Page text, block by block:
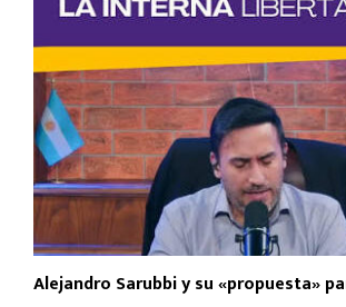
Alejandro Sarubbi y su «propuesta»